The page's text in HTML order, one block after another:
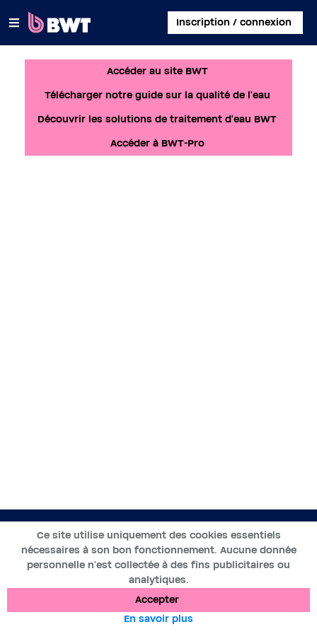
Inscription / connexion
×
ENREGISTRER UN KIT SANS COMPTE
Accéder au site BWT
Télécharger notre guide sur la qualité de l'eau
Découvrir les solutions de traitement d'eau BWT
Accéder à BWT-Pro
FR
2019-2025 ©BWT by Wess Soft - Tous droits réservés
Protection des donnéesCookiesMentions légales
Accepter
Ce site utilise uniquement des cookies essentiels
nécessaires à son bon fonctionnement. Aucune donnée
personnelle n’est collectée à des fins publicitaires ou
analytiques.
En savoir plus